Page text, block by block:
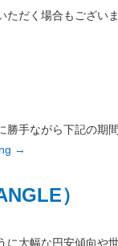
だく場合もござい
手ながら下記の
→
）
大幅な円安傾向